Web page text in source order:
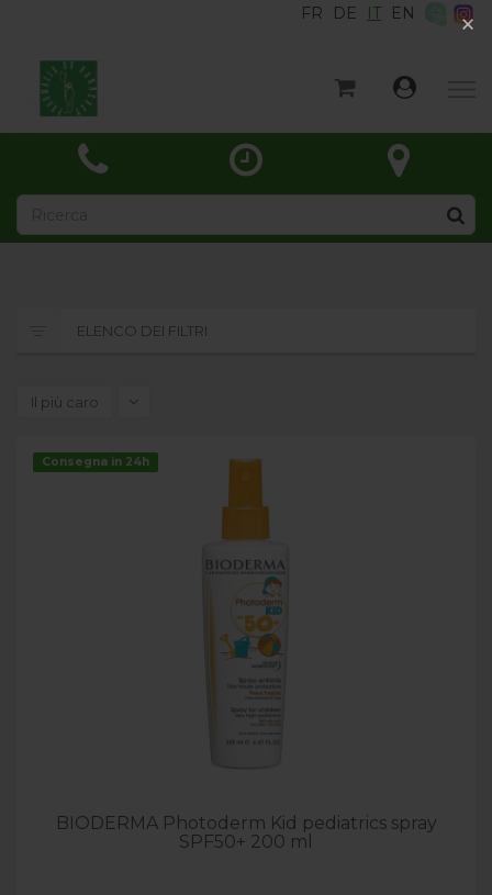
×
FR DE IT EN
×
Home
Categorie
Notizie
A proposito di
ELENCO DEI FILTRI
Il più caro
Consegna in 24h
BIODERMA Photoderm Kid pediatrics spray
SPF50+ 200 ml